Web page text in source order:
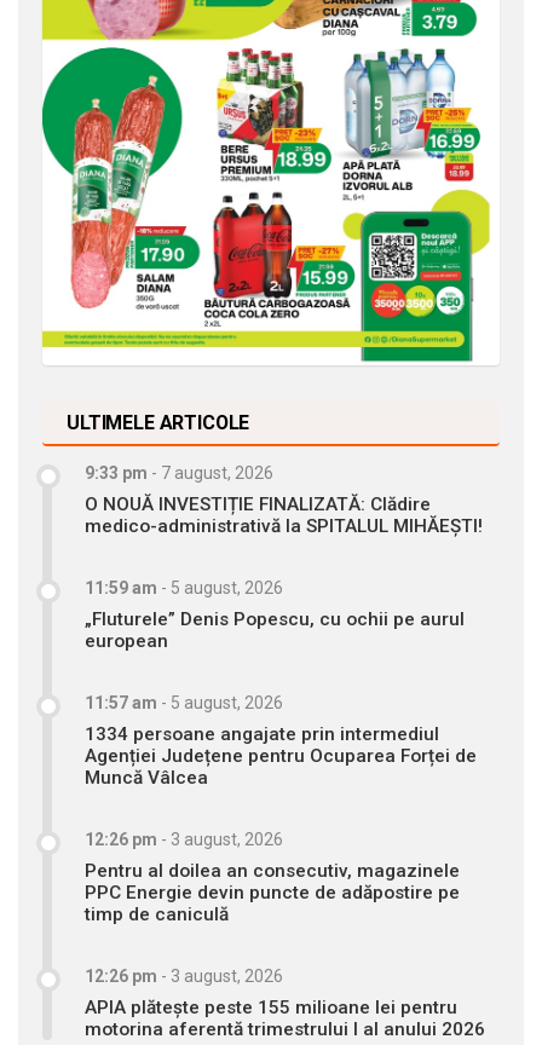
ULTIMELE ARTICOLE
9:33 pm - 7 august, 2026
O NOUĂ INVESTIȚIE FINALIZATĂ: Clădire
medico-administrativă la SPITALUL MIHĂEȘTI!
11:59 am - 5 august, 2026
„Fluturele” Denis Popescu, cu ochii pe aurul
european
11:57 am - 5 august, 2026
1334 persoane angajate prin intermediul
Agenției Județene pentru Ocuparea Forței de
Muncă Vâlcea
12:26 pm - 3 august, 2026
Pentru al doilea an consecutiv, magazinele
PPC Energie devin puncte de adăpostire pe
timp de caniculă
12:26 pm - 3 august, 2026
APIA plătește peste 155 milioane lei pentru
motorina aferentă trimestrului I al anului 2026